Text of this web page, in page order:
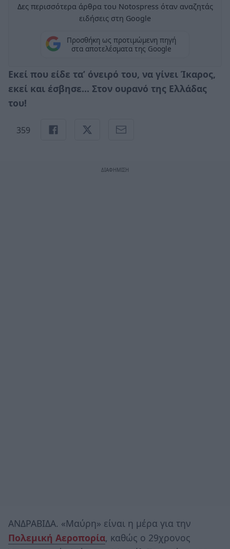
Δες περισσότερα άρθρα του Notospress όταν αναζητάς
ειδήσεις στη Google
Προσθήκη ως προτιμώμενη πηγή
στα αποτελέσματα της Google
Εκεί που είδε τα’ όνειρό του, να γίνει Ίκαρος,
εκεί και έσβησε… Στον ουρανό της Ελλάδας
του!
359
ΑΝΔΡΑΒΙΔΑ. «Μαύρη» είναι η μέρα για την
Πολεμική Αεροπορία, καθώς ο 29χρονος